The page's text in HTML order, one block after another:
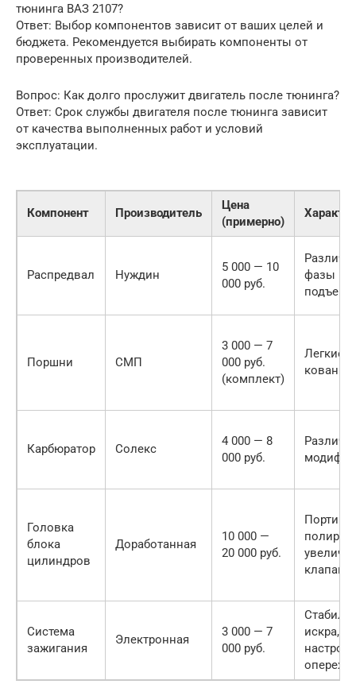
тюнинга ВАЗ 2107?
Ответ: Выбор компонентов зависит от ваших целей и
бюджета. Рекомендуется выбирать компоненты от
проверенных производителей.
Вопрос: Как долго прослужит двигатель после тюнинга?
Ответ: Срок службы двигателя после тюнинга зависит
от качества выполненных работ и условий
эксплуатации.
Компонент Производитель
Цена
(примерно)
Распредвал Нуждин
5 000 — 10
000 руб.
фазы и
подъемы
Поршни СМП
3 000 — 7
000 руб.
(комплект)
Легкие,
кованые
Карбюратор Солекс
4 000 — 8
000 руб.
Головка
блока
цилиндров
Доработанная
10 000 —
20 000 руб.
Портинг,
клапаны
Система
зажигания
Электронная
3 000 — 7
000 руб.
искра,